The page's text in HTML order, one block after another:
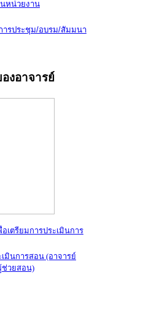
หน่วยงาน
ารประชุม/อบรม/สัมมนา
งอาจารย์
เตรียมการประเมินการ
เมินการสอน (อาจารย์
ช่วยสอน)